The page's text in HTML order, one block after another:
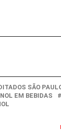
SÃO
EM BEBIDAS